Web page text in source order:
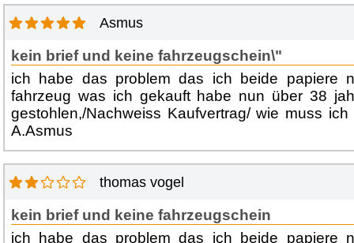
Asmus
kein brief und keine fahrzeugschein\"
ich habe das problem das ich beide papiere
fahrzeug was ich gekauft habe nun über 38
gestohlen,/Nachweiss Kaufvertrag/ wie muss
A.Asmus
thomas vogel
kein brief und keine fahrzeugschein
ich habe das problem das ich beide papiere